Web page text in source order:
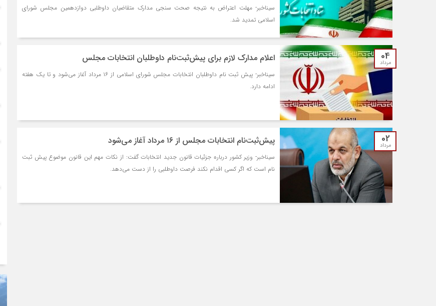
سیناخبر- مهلت اعتراض به نتیجه صحت سنجی مدارک متقاضیان داوطلبی دوازدهمین مجلس شورای
اسلامی تمدید شد.
04
مرداد اعلام مدارک لازم برای پیش‌ثبت‌نام داوطلبان انتخابات مجلس
سیناخبر- پیش ثبت نام داوطلبان انتخابات مجلس شورای اسلامی از ۱۶ مرداد آغاز می‌شود و تا یک هفته
ادامه دارد.
02
مرداد پیش‌ثبت‌نام انتخابات مجلس از ۱۶ مرداد آغاز می‌شود
سیناخبر- وزیر کشور درباره جزئیات قانون جدید انتخابات گفت: از نکات مهم این قانون موضوع پیش ثبت
نام است که اگر کسی اقدام نکند فرصت داوطلبی را از دست می‌دهد.